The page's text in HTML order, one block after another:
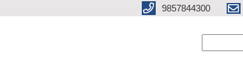
9857844300